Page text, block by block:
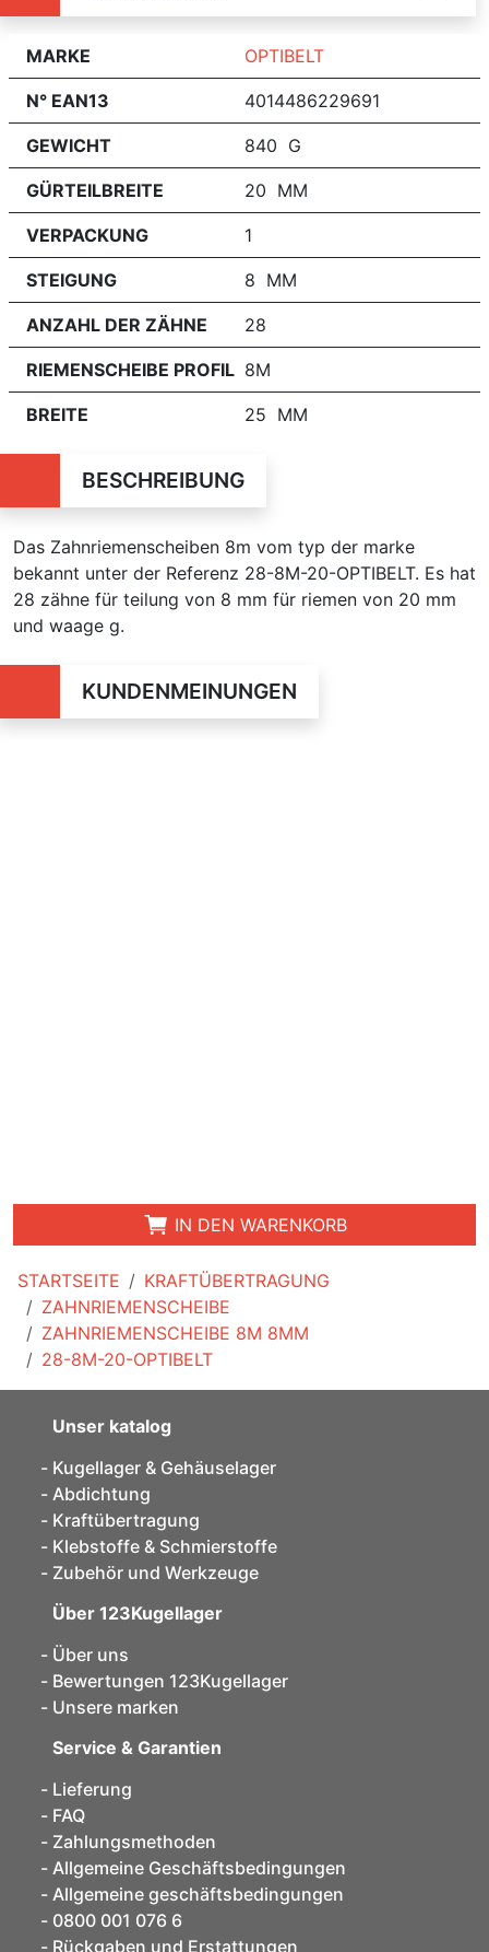
STARTSEITE
KRAFTÜBERTRAGUNG
ZAHNRIEMENSCHEIBE
ZAHNRIEMENSCHEIBE 8M 8MM
28-8M-20-OPTIBELT
MARKE OPTIBELT
N° EAN13 4014486229691
GEWICHT 840 G
GÜRTEILBREITE 20 MM
VERPACKUNG 1
STEIGUNG 8 MM
ANZAHL DER ZÄHNE 28
RIEMENSCHEIBE PROFIL 8M
BREITE 25 MM
BESCHREIBUNG
Das Zahnriemenscheiben 8m vom typ der marke
bekannt unter der Referenz 28-8M-20-OPTIBELT. Es hat
28 zähne für teilung von 8 mm für riemen von 20 mm
und waage g.
KUNDENMEINUNGEN
IN DEN WARENKORB
Unser katalog
Kugellager & Gehäuselager
Abdichtung
Kraftübertragung
Klebstoffe & Schmierstoffe
Zubehör und Werkzeuge
Über 123Kugellager
Über uns
Bewertungen 123Kugellager
Unsere marken
Service & Garantien
Lieferung
FAQ
Zahlungsmethoden
Allgemeine Geschäftsbedingungen
Allgemeine geschäftsbedingungen
0800 001 076 6
Rückgaben und Erstattungen